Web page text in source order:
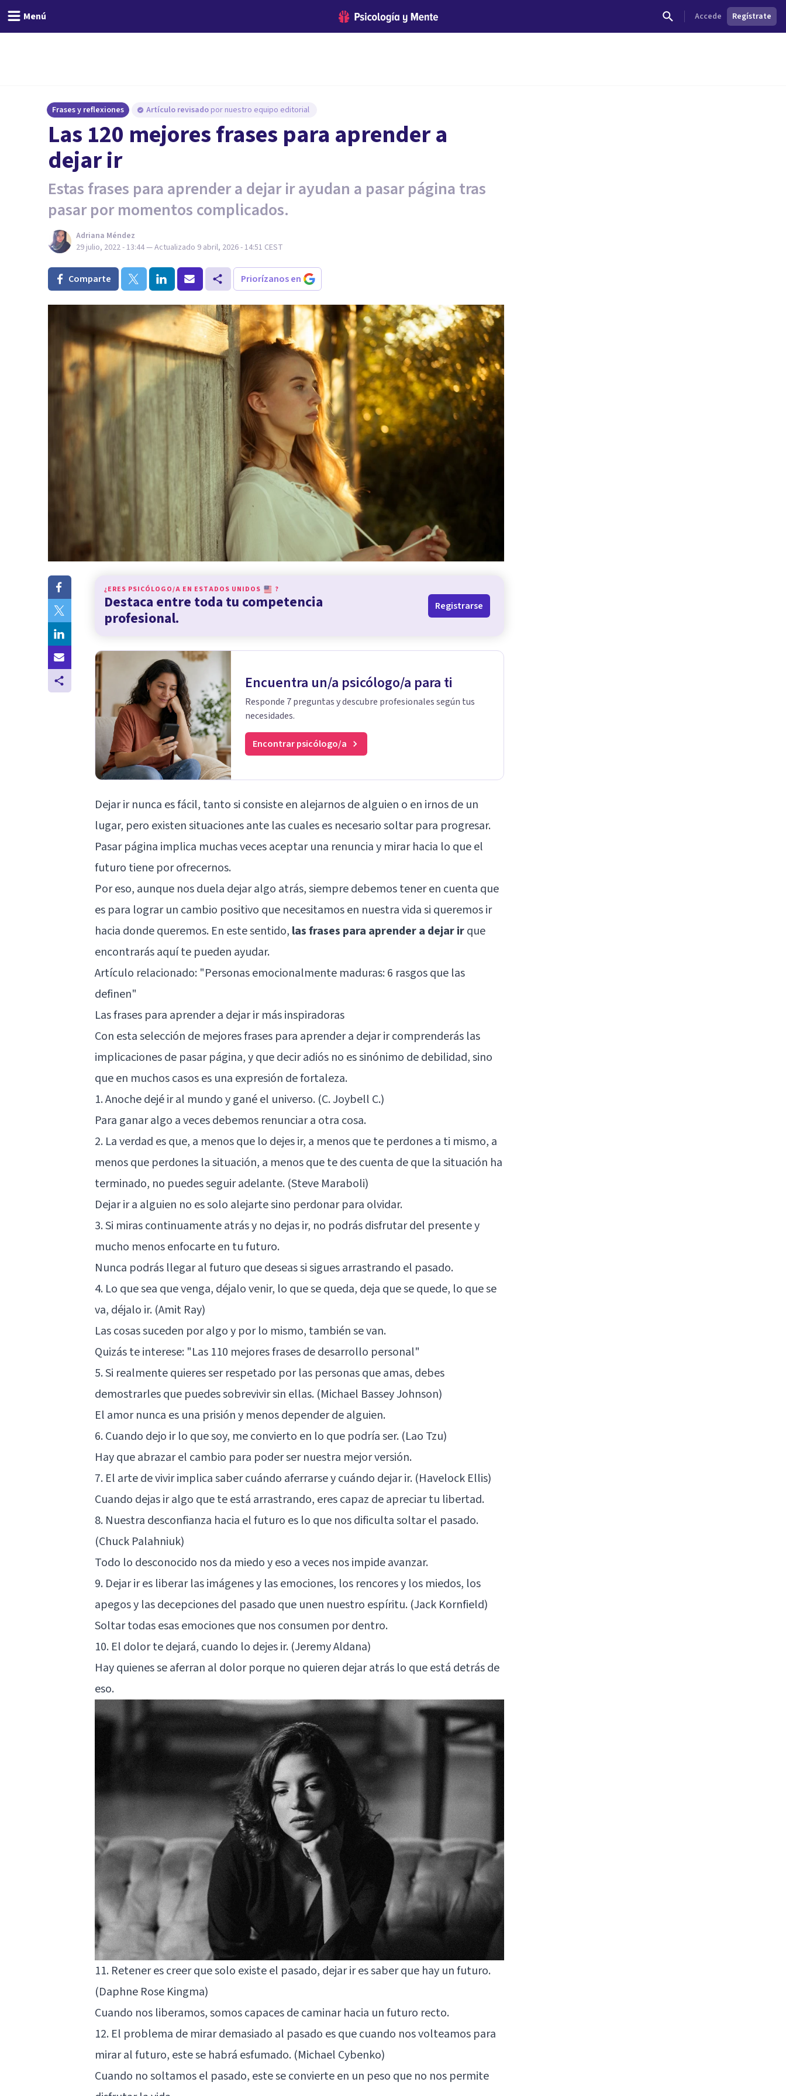
Menú Accede Regístrate
Frases y reflexiones Artículo revisado por nuestro equipo editorial
Las 120 mejores frases para aprender a
dejar ir
Estas frases para aprender a dejar ir ayudan a pasar página tras
pasar por momentos complicados.
Adriana Méndez
29 julio, 2022 - 13:44— Actualizado 9 abril, 2026 - 14:51 CEST
Comparte Priorízanos en
¿ERES PSICÓLOGO/A EN ESTADOS UNIDOS ?
Destaca entre toda tu competencia
profesional.
Registrarse
Encuentra un/a psicólogo/a para ti
Responde 7 preguntas y descubre profesionales según tus
necesidades.
Encontrar psicólogo/a
Dejar ir nunca es fácil, tanto si consiste en alejarnos de alguien o en irnos de un
lugar, pero existen situaciones ante las cuales es necesario soltar para progresar.
Pasar página implica muchas veces aceptar una renuncia y mirar hacia lo que el
futuro tiene por ofrecernos.
Por eso, aunque nos duela dejar algo atrás, siempre debemos tener en cuenta que
es para lograr un cambio positivo que necesitamos en nuestra vida si queremos ir
hacia donde queremos. En este sentido, las frases para aprender a dejar irque
encontrarás aquí te pueden ayudar.
Artículo relacionado: "Personas emocionalmente maduras: 6 rasgos que las
definen"
Las frases para aprender a dejar ir más inspiradoras
Con esta selección de mejores frases para aprender a dejar ir comprenderás las
implicaciones de pasar página, y que decir adiós no es sinónimo de debilidad, sino
que en muchos casos es una expresión de fortaleza.
1. Anoche dejé ir al mundo y gané el universo. (C. Joybell C.)
Para ganar algo a veces debemos renunciar a otra cosa.
2. La verdad es que, a menos que lo dejes ir, a menos que te perdones a ti mismo, a
menos que perdones la situación, a menos que te des cuenta de que la situación ha
terminado, no puedes seguir adelante. (Steve Maraboli)
Dejar ir a alguien no es solo alejarte sino perdonar para olvidar.
3. Si miras continuamente atrás y no dejas ir, no podrás disfrutar del presente y
mucho menos enfocarte en tu futuro.
Nunca podrás llegar al futuro que deseas si sigues arrastrando el pasado.
4. Lo que sea que venga, déjalo venir, lo que se queda, deja que se quede, lo que se
va, déjalo ir. (Amit Ray)
Las cosas suceden por algo y por lo mismo, también se van.
Quizás te interese: "Las 110 mejores frases de desarrollo personal"
5. Si realmente quieres ser respetado por las personas que amas, debes
demostrarles que puedes sobrevivir sin ellas. (Michael Bassey Johnson)
El amor nunca es una prisión y menos depender de alguien.
6. Cuando dejo ir lo que soy, me convierto en lo que podría ser. (Lao Tzu)
Hay que abrazar el cambio para poder ser nuestra mejor versión.
7. El arte de vivir implica saber cuándo aferrarse y cuándo dejar ir. (Havelock Ellis)
Cuando dejas ir algo que te está arrastrando, eres capaz de apreciar tu libertad.
8. Nuestra desconfianza hacia el futuro es lo que nos dificulta soltar el pasado.
(Chuck Palahniuk)
Todo lo desconocido nos da miedo y eso a veces nos impide avanzar.
9. Dejar ir es liberar las imágenes y las emociones, los rencores y los miedos, los
apegos y las decepciones del pasado que unen nuestro espíritu. (Jack Kornfield)
Soltar todas esas emociones que nos consumen por dentro.
10. El dolor te dejará, cuando lo dejes ir. (Jeremy Aldana)
Hay quienes se aferran al dolor porque no quieren dejar atrás lo que está detrás de
eso.
11. Retener es creer que solo existe el pasado, dejar ir es saber que hay un futuro.
(Daphne Rose Kingma)
Cuando nos liberamos, somos capaces de caminar hacia un futuro recto.
12. El problema de mirar demasiado al pasado es que cuando nos volteamos para
mirar al futuro, este se habrá esfumado. (Michael Cybenko)
Cuando no soltamos el pasado, este se convierte en un peso que no nos permite